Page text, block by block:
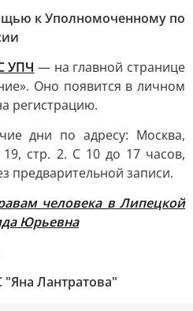
к Уполномоченному по
УПЧ — на главной странице
Оно появится в личном
регистрацию.
дни по адресу: Москва,
стр. 2. С 10 до 17 часов,
предварительной записи.
человека в Липецкой
Юрьевна
Лантратова"